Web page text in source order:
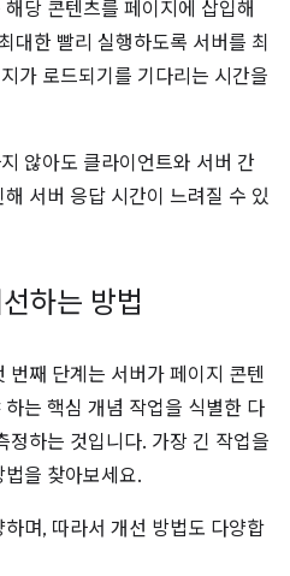
당 콘텐츠를 페이지에 삽입해
대한 빨리 실행하도록 서버를 최
가 로드되기를 기다리는 시간을
않아도 클라이언트와 서버 간
서버 응답 시간이 느려질 수 있
하는 방법
번째 단계는 서버가 페이지 콘텐
는 핵심 개념 작업을 식별한 다
정하는 것입니다. 가장 긴 작업을
을 찾아보세요.
며, 따라서 개선 방법도 다양합